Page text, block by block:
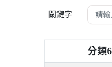
關鍵字
分類6